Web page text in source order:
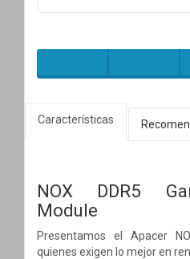
Características
NOX DDR5
Module
Presentamos el Apacer
quienes exigen lo mejor en